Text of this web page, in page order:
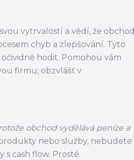
vytrvalostí a vědí, že obchod
chyb a zlepšování. Tyto
hodit. Pomohou vám
firmu, obzvlášť v
obchod vydělává peníze a
nebo služby, nebudete
cash flow. Prosté.